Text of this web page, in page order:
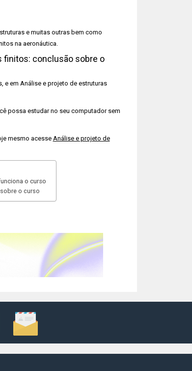
e muitas outras bem como
na aeronáutica.
finitos: conclusão sobre o
e em Análise e projeto de estruturas
possa estudar no seu computador sem
mesmo acesse Análise e projeto de
o curso
o curso